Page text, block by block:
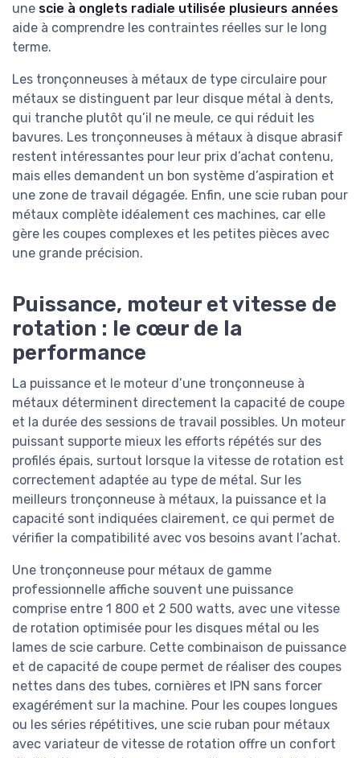
une scie à onglets radiale utilisée plusieurs années
aide à comprendre les contraintes réelles sur le long
terme.
Les tronçonneuses à métaux de type circulaire pour
métaux se distinguent par leur disque métal à dents,
qui tranche plutôt qu’il ne meule, ce qui réduit les
bavures. Les tronçonneuses à métaux à disque abrasif
restent intéressantes pour leur prix d’achat contenu,
mais elles demandent un bon système d’aspiration et
une zone de travail dégagée. Enfin, une scie ruban pour
métaux complète idéalement ces machines, car elle
gère les coupes complexes et les petites pièces avec
une grande précision.
Puissance, moteur et vitesse de
rotation : le cœur de la
performance
La puissance et le moteur d’une tronçonneuse à
métaux déterminent directement la capacité de coupe
et la durée des sessions de travail possibles. Un moteur
puissant supporte mieux les efforts répétés sur des
profilés épais, surtout lorsque la vitesse de rotation est
correctement adaptée au type de métal. Sur les
meilleurs tronçonneuse à métaux, la puissance et la
capacité sont indiquées clairement, ce qui permet de
vérifier la compatibilité avec vos besoins avant l’achat.
Une tronçonneuse pour métaux de gamme
professionnelle affiche souvent une puissance
comprise entre 1 800 et 2 500 watts, avec une vitesse
de rotation optimisée pour les disques métal ou les
lames de scie carbure. Cette combinaison de puissance
et de capacité de coupe permet de réaliser des coupes
nettes dans des tubes, cornières et IPN sans forcer
exagérément sur la machine. Pour les coupes longues
ou les séries répétitives, une scie ruban pour métaux
avec variateur de vitesse de rotation offre un confort